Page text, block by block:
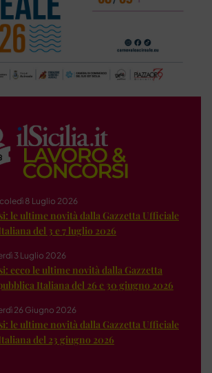
8 Luglio 2026
le ultime novità dalla Gazzetta Ufficiale
del 3 e 7 luglio 2026
3 Luglio 2026
ecco le ultime novità dalla Gazzetta
Italiana del 26 e 30 giugno 2026
26 Giugno 2026
le ultime novità dalla Gazzetta Ufficiale
del 23 giugno 2026